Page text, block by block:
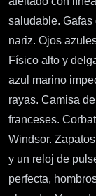
saludable. Gafas
nariz. Ojos
Físico alto y
azul marino
rayas. Camisa
franceses.
Windsor.
y un reloj de
perfecta,